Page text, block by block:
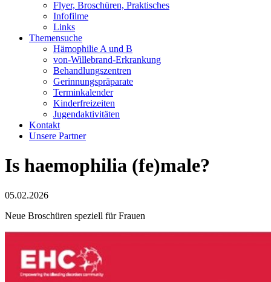
Flyer, Broschüren, Praktisches
Infofilme
Links
Themensuche
Hämophilie A und B
von-Willebrand-Erkrankung
Behandlungszentren
Gerinnungspräparate
Terminkalender
Kinderfreizeiten
Jugendaktivitäten
Kontakt
Unsere Partner
Is haemophilia (fe)male?
05.02.2026
Neue Broschüren speziell für Frauen